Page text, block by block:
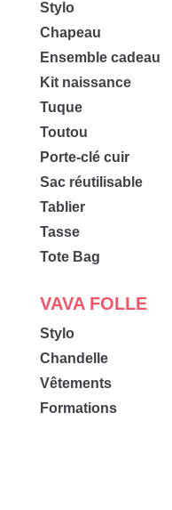
Stylo
Chapeau
Ensemble cadeau
Kit naissance
Tuque
Toutou
Porte-clé cuir
Sac réutilisable
Tablier
Tasse
Tote Bag
VAVA FOLLE
Stylo
Chandelle
Vêtements
Formations